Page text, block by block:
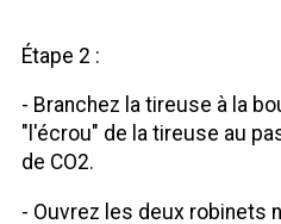
Étape 2 :
- Branchez la tireuse à la
"l'écrou" de la tireuse au
de CO2.
- Ouvrez les deux robinets